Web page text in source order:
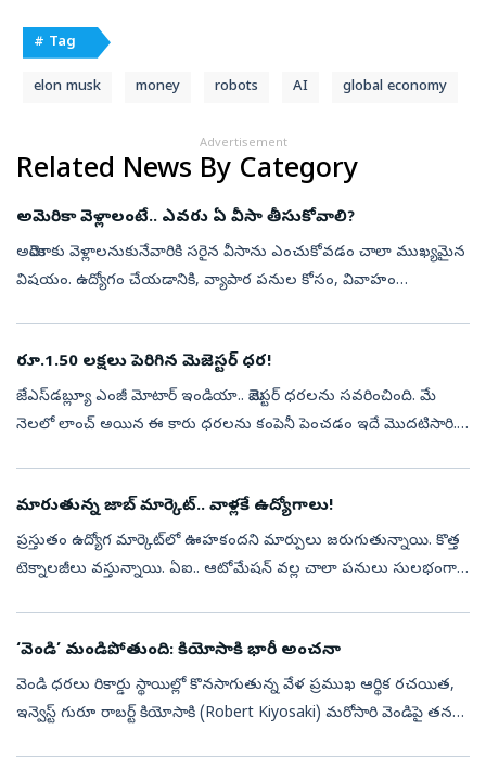
# Tag
elon musk money robots AI global economy
Advertisement
Related News By Category
అమెరికా వెళ్లాలంటే.. ఎవరు ఏ వీసా తీసుకోవాలి?
అమెరికాకు వెళ్లాలనుకునేవారికి సరైన వీసాను ఎంచుకోవడం చాలా ముఖ్యమైన
విషయం. ఉద్యోగం చేయడానికి, వ్యాపార పనుల కోసం, వివాహం
రూ.1.50 లక్షలు పెరిగిన మెజెస్టర్ ధర!
జేఎస్‌డబ్ల్యూ ఎంజీ మోటార్ ఇండియా.. మెజెస్టర్ ధరలను సవరించింది. మే
నెలలో లాంచ్ అయిన ఈ కారు ధరలను కంపెనీ పెంచడం ఇదే మొదటిసారి.
మారుతున్న జాబ్ మార్కెట్.. వాళ్లకే ఉద్యోగాలు!
ప్రస్తుతం ఉద్యోగ మార్కెట్‌లో ఊహకందని మార్పులు జరుగుతున్నాయి. కొత్త
టెక్నాలజీలు వస్తున్నాయి. ఏఐ.. ఆటోమేషన్ వల్ల చాలా పనులు సులభంగా
‘వెండి’ మండిపోతుంది: కియోసాకి భారీ అంచనా
వెండి ధరలు రికార్డు స్థాయిల్లో కొనసాగుతున్న వేళ ప్రముఖ ఆర్థిక రచయిత,
ఇన్వెస్ట్‌ గురూ రాబర్ట్‌ కియోసాకి (Robert Kiyosaki) మరోసారి వెండిపై తన